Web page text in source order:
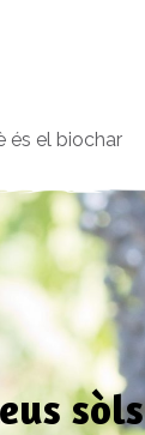
és el biochar
sòls